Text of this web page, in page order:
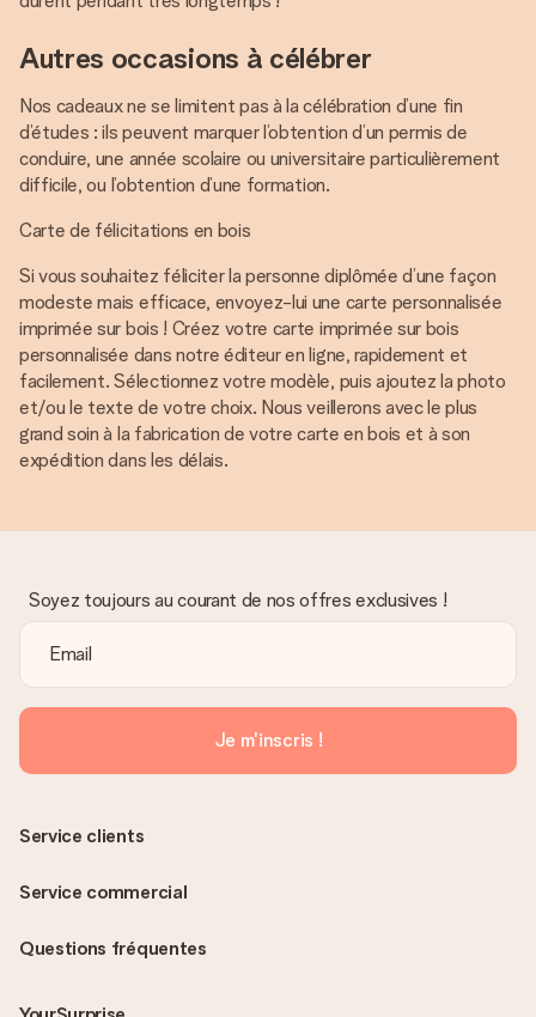
Autres occasions à célébrer
Nos cadeaux ne se limitent pas à la célébration d’une fin
d’études : ils peuvent marquer l’obtention d’un permis de
conduire, une année scolaire ou universitaire particulièrement
difficile, ou l’obtention d’une formation.
Carte de félicitations en bois
Si vous souhaitez féliciter la personne diplômée d’une façon
modeste mais efficace, envoyez-lui une carte personnalisée
imprimée sur bois ! Créez votre carte imprimée sur bois
personnalisée dans notre éditeur en ligne, rapidement et
facilement. Sélectionnez votre modèle, puis ajoutez la photo
et/ou le texte de votre choix. Nous veillerons avec le plus
grand soin à la fabrication de votre carte en bois et à son
expédition dans les délais.
Soyez toujours au courant de nos offres exclusives !
Je m'inscris !
Questions fréquentes
Service clients
Service commercial